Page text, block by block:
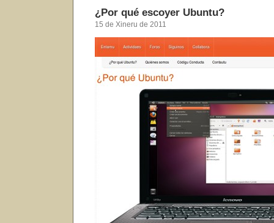
¿Por qué escoyer Ubuntu?
15 de Xineru de 2011